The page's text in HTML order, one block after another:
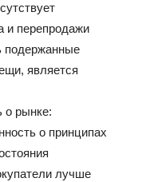
и перепродажи
подержанные
является
о рынке:
о принципах
лучше